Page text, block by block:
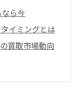
ら今
イミングとは
買取市場動向
知識を解説